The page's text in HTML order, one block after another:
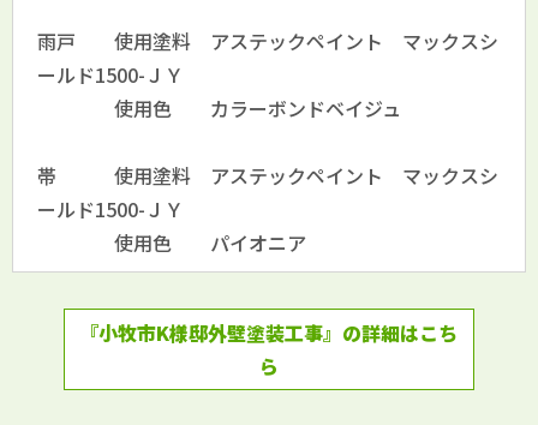
雨戸 使用塗料 アステックペイント マックスシ
ールド1500-ＪＹ
使用色 カラーボンドベイジュ
帯 使用塗料 アステックペイント マックスシ
ールド1500-ＪＹ
使用色 パイオニア
『小牧市K様邸外壁塗装工事』の詳細はこち
ら